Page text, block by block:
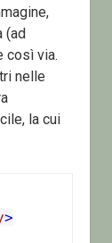
(ad
così via.
nelle
la cui
>